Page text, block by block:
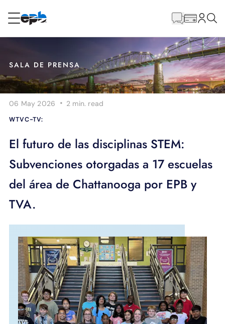
Internet
Energía
Televisión
Teléfono
BLOG
IDIOMA
principal
SALA DE PRENSA
06 May 2026 · 2 min. read
WTVC-TV:
El futuro de las disciplinas STEM:
Subvenciones otorgadas a 17 escuelas
del área de Chattanooga por EPB y
TVA.